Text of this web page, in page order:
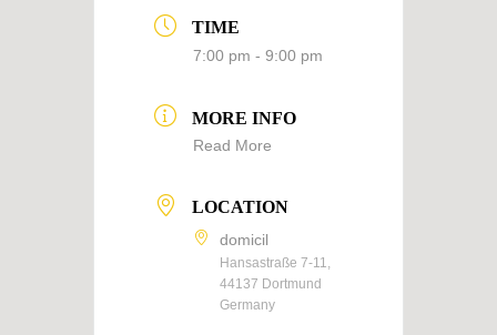
TIME
7:00 pm - 9:00 pm
MORE INFO
Read More
LOCATION
domicil
Hansastraße 7-11,
44137 Dortmund
Germany